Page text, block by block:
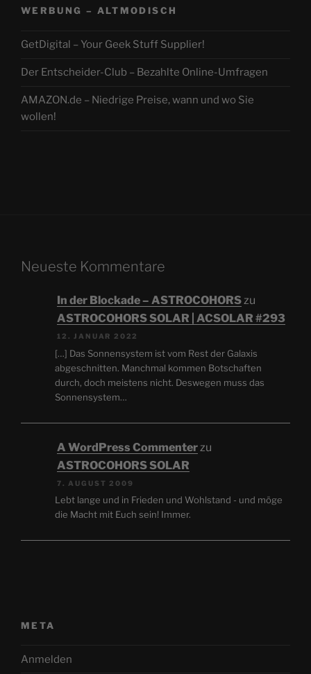
WERBUNG – ALTMODISCH
GetDigital – Your Geek Stuff Supplier!
Der Entscheider-Club – Bezahlte Online-Umfragen
AMAZON.de – Niedrige Preise, wann und wo Sie
wollen!
Neueste Kommentare
In der Blockade – ASTROCOHORSzu
ASTROCOHORS SOLAR | ACSOLAR #293
12. JANUAR 2022
[…] Das Sonnensystem ist vom Rest der Galaxis
abgeschnitten. Manchmal kommen Botschaften
durch, doch meistens nicht. Deswegen muss das
Sonnensystem…
A WordPress Commenterzu
ASTROCOHORS SOLAR
7. AUGUST 2009
Lebt lange und in Frieden und Wohlstand - und möge
die Macht mit Euch sein! Immer.
META
Anmelden